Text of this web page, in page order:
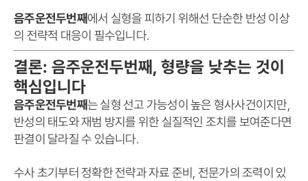
음주운전두번째에서 실형을 피하기 위해선 단순한 반성 이상
의 전략적 대응이 필수입니다.
결론: 음주운전두번째, 형량을 낮추는 것이
핵심입니다
음주운전두번째는 실형 선고 가능성이 높은 형사사건이지만,
반성의 태도와 재범 방지를 위한 실질적인 조치를 보여준다면
판결이 달라질 수 있습니다.
수사 초기부터 정확한 전략과 자료 준비, 전문가의 조력이 있